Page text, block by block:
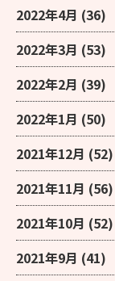
2022年4月 (36)
2022年3月 (53)
2022年2月 (39)
2022年1月 (50)
2021年12月 (52)
2021年11月 (56)
2021年10月 (52)
2021年9月 (41)